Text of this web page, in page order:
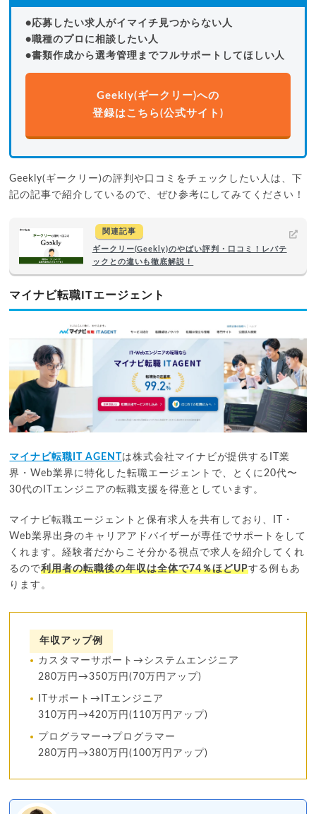
●応募したい求人がイマイチ見つからない人
●職種のプロに相談したい人
●書類作成から選考管理までフルサポートしてほしい人
Geekly(ギークリー)への
登録はこちら(公式サイト)
Geekly(ギークリー)の評判や口コミをチェックしたい人は、下
記の記事で紹介しているので、ぜひ参考にしてみてください！
関連記事
ギークリー(Geekly)のやばい評判・口コミ！レバテ
ックとの違いも徹底解説！
マイナビ転職ITエージェント
マイナビ転職IT AGENTは株式会社マイナビが提供するIT業
界・Web業界に特化した転職エージェントで、とくに20代〜
30代のITエンジニアの転職支援を得意としています。
マイナビ転職エージェントと保有求人を共有しており、IT・
Web業界出身のキャリアアドバイザーが専任でサポートをして
くれます。経験者だからこそ分かる視点で求人を紹介してくれ
るので利用者の転職後の年収は全体で74％ほどUPする例もあ
ります。
年収アップ例
カスタマーサポート→システムエンジニア
280万円→350万円(70万円アップ)
ITサポート→ITエンジニア
310万円→420万円(110万円アップ)
プログラマー→プログラマー
280万円→380万円(100万円アップ)